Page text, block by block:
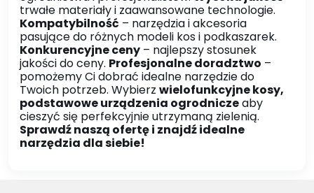
trwałe materiały i zaawansowane technologie.
Kompatybilność – narzędzia i akcesoria
pasujące do różnych modeli kos i podkaszarek.
Konkurencyjne ceny – najlepszy stosunek
jakości do ceny. Profesjonalne doradztwo –
pomożemy Ci dobrać idealne narzędzie do
Twoich potrzeb. Wybierz wielofunkcyjne kosy,
podstawowe urządzenia ogrodniczeaby
cieszyć się perfekcyjnie utrzymaną zielenią.
Sprawdź naszą ofertę i znajdź idealne
narzędzia dla siebie!